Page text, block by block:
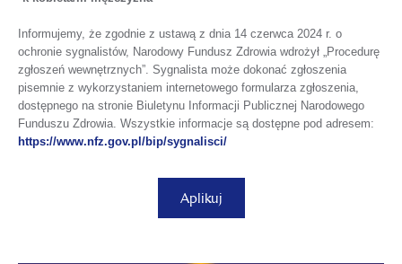
Informujemy, że zgodnie z ustawą z dnia 14 czerwca 2024 r. o
ochronie sygnalistów, Narodowy Fundusz Zdrowia wdrożył „Procedurę
zgłoszeń wewnętrznych”. Sygnalista może dokonać zgłoszenia
pisemnie z wykorzystaniem internetowego formularza zgłoszenia,
dostępnego na stronie Biuletynu Informacji Publicznej Narodowego
Funduszu Zdrowia. Wszystkie informacje są dostępne pod adresem:
https://www.nfz.gov.pl/bip/sygnalisci/otwiera
w
Aplikujotwiera
się